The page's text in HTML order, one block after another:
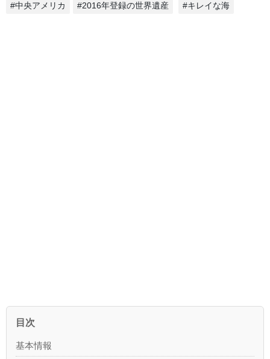
#中央アメリカ #2016年登録の世界遺産 #キレイな海
目次
基本情報